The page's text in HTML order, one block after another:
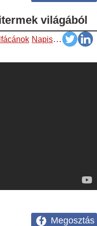
világából
Napiszar Vicces
Megosztás